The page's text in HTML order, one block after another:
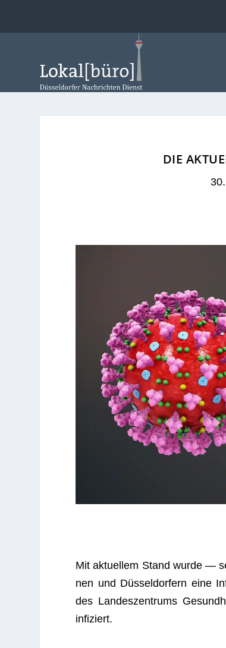
DIE
Mit aktu­el­lem Stand wurde —
nen und Düs­sel­dor­fern eine
des Lan­des­zen­trums
infiziert.